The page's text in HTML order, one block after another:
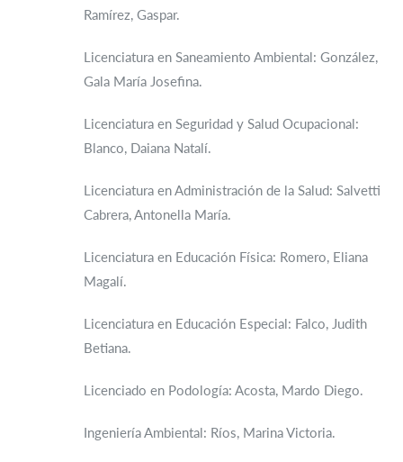
Ramírez, Gaspar.
Licenciatura en Saneamiento Ambiental: González,
Gala María Josefina.
Licenciatura en Seguridad y Salud Ocupacional:
Blanco, Daiana Natalí.
Licenciatura en Administración de la Salud: Salvetti
Cabrera, Antonella María.
Licenciatura en Educación Física: Romero, Eliana
Magalí.
Licenciatura en Educación Especial: Falco, Judith
Betiana.
Licenciado en Podología: Acosta, Mardo Diego.
Ingeniería Ambiental: Ríos, Marina Victoria.